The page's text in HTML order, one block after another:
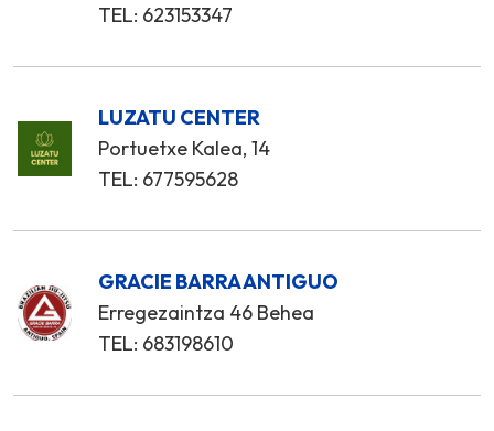
TEL: 623153347
LUZATU CENTER
Portuetxe Kalea, 14
TEL: 677595628
GRACIE BARRA ANTIGUO
Erregezaintza 46 Behea
TEL: 683198610